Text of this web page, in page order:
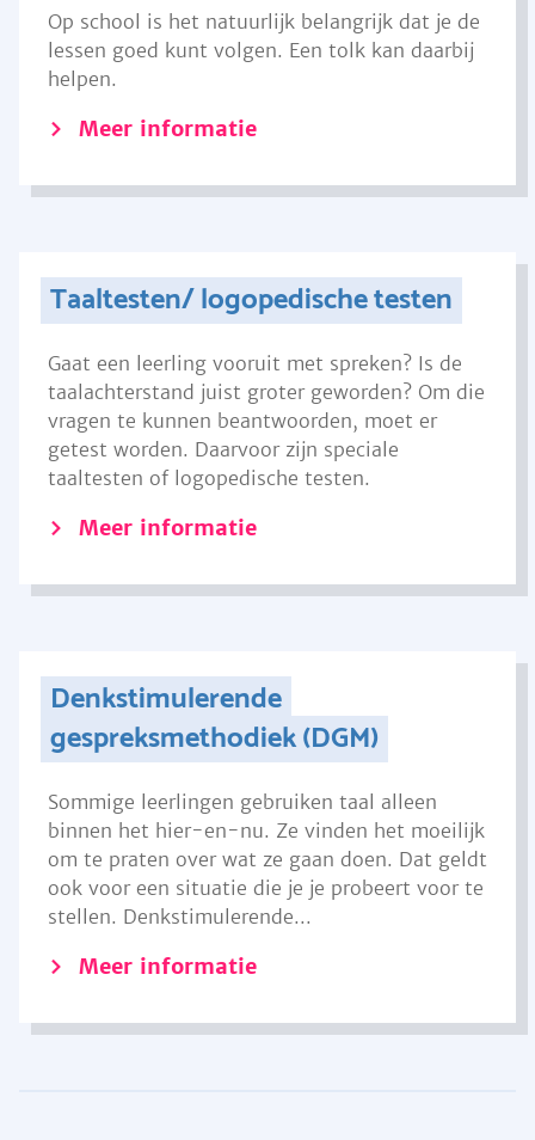
Op school is het natuurlijk belangrijk dat je de
lessen goed kunt volgen. Een tolk kan daarbij
helpen.
Meer informatie
Taaltesten/ logopedische testen
Gaat een leerling vooruit met spreken? Is de
taalachterstand juist groter geworden? Om die
vragen te kunnen beantwoorden, moet er
getest worden. Daarvoor zijn speciale
taaltesten of logopedische testen.
Meer informatie
Denkstimulerende
gespreksmethodiek (DGM)
Sommige leerlingen gebruiken taal alleen
binnen het hier-en-nu. Ze vinden het moeilijk
om te praten over wat ze gaan doen. Dat geldt
ook voor een situatie die je je probeert voor te
stellen. Denkstimulerende...
Meer informatie